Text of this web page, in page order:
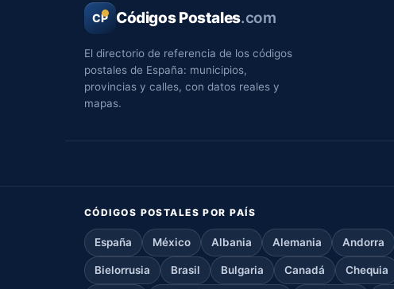
CP Códigos Postales.com
El directorio de referencia de los códigos
postales de España: municipios,
provincias y calles, con datos reales y
mapas.
CÓDIGOS POSTALES POR PAÍS
España México Albania Alemania Andorra
Bielorrusia Brasil Bulgaria Canadá Chequia